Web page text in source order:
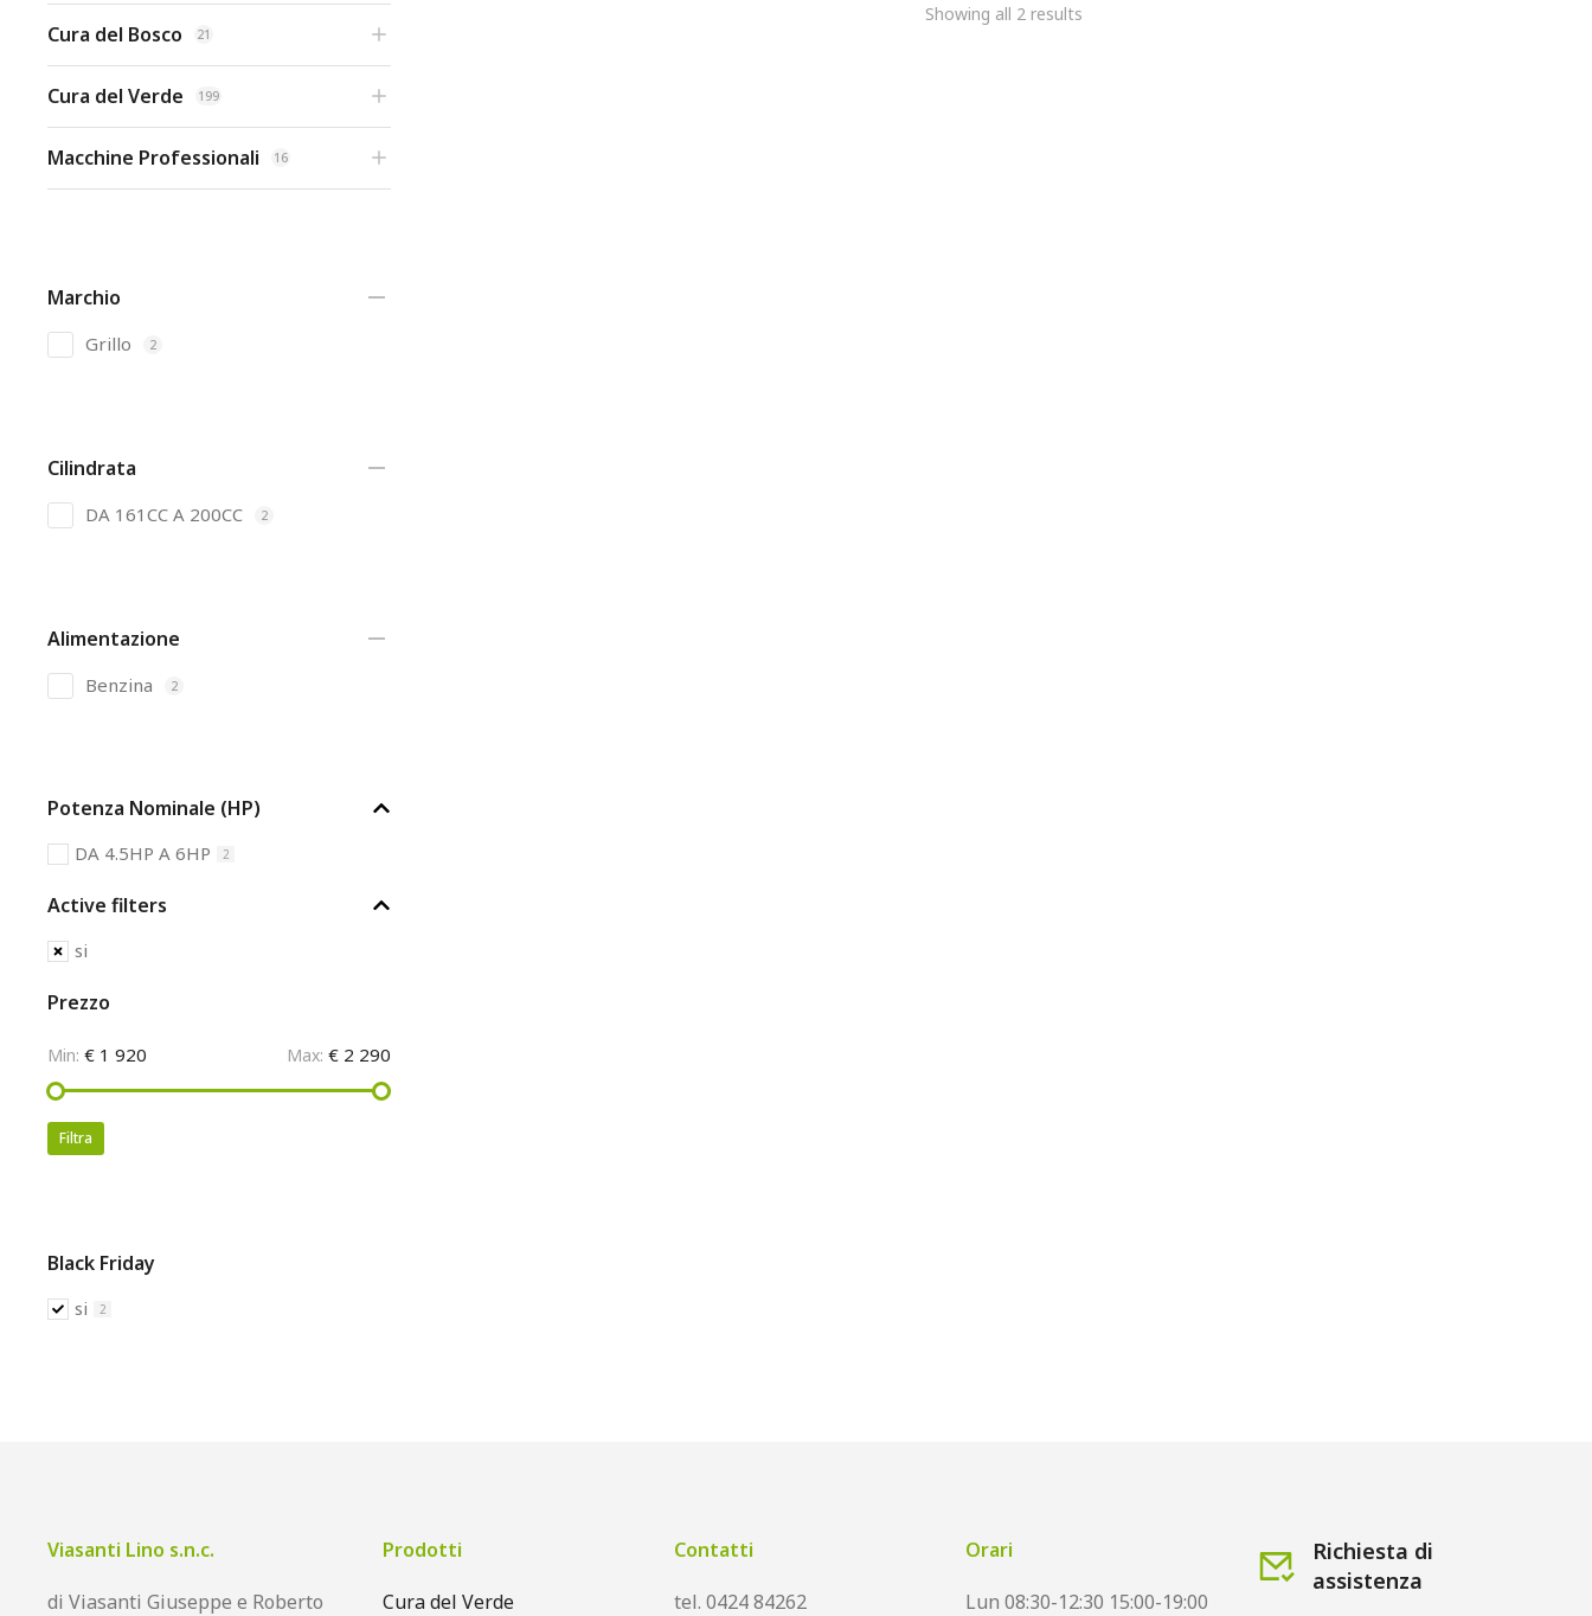
Cura del Bosco 21
Cura del Verde 199
Macchine Professionali 16
Marchio
Grillo 2
Cilindrata
DA 161CC A 200CC 2
Alimentazione
Benzina 2
Potenza Nominale (HP)
DA 4.5HP A 6HP 2
Active filters
si
Prezzo
Min: € 1 920 Max: € 2 290
Filtra
Black Friday
si 2
Showing all 2 results
Viasanti Lino s.n.c.
di Viasanti Giuseppe e Roberto
Prodotti
Cura del Verde
Contatti
tel. 0424 84262
Orari
Lun 08:30-12:30 15:00-19:00
Richiesta di
assistenza